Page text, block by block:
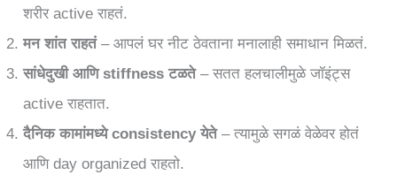
शरीर active राहतं.
मन शांत राहतं– आपलं घर नीट ठेवताना मनालाही समाधान मिळतं.
सांधेदुखी आणि stiffness टळते– सतत हलचालीमुळे जॉइंट्स
active राहतात.
दैनिक कामांमध्ये consistency येते– त्यामुळे सगळं वेळेवर होतं
आणि day organized राहतो.